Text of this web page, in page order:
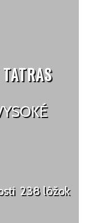
238 lôžok